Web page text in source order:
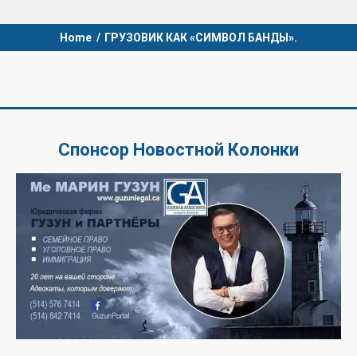
Home / ГРУЗОВИК КАК «СИМВОЛ БАНДЫ».
Спонсор Новостной Колонки